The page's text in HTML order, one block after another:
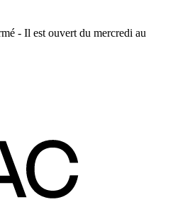
- Il est ouvert du mercredi au